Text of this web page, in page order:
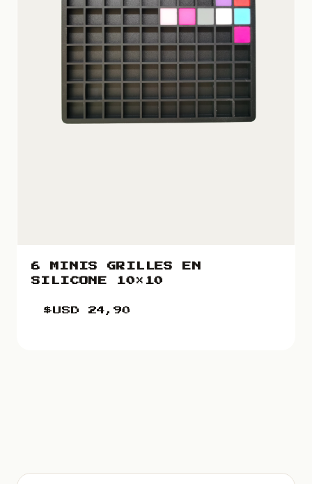
6 MINIS GRILLES EN
SILICONE 10×10
$USD24,90